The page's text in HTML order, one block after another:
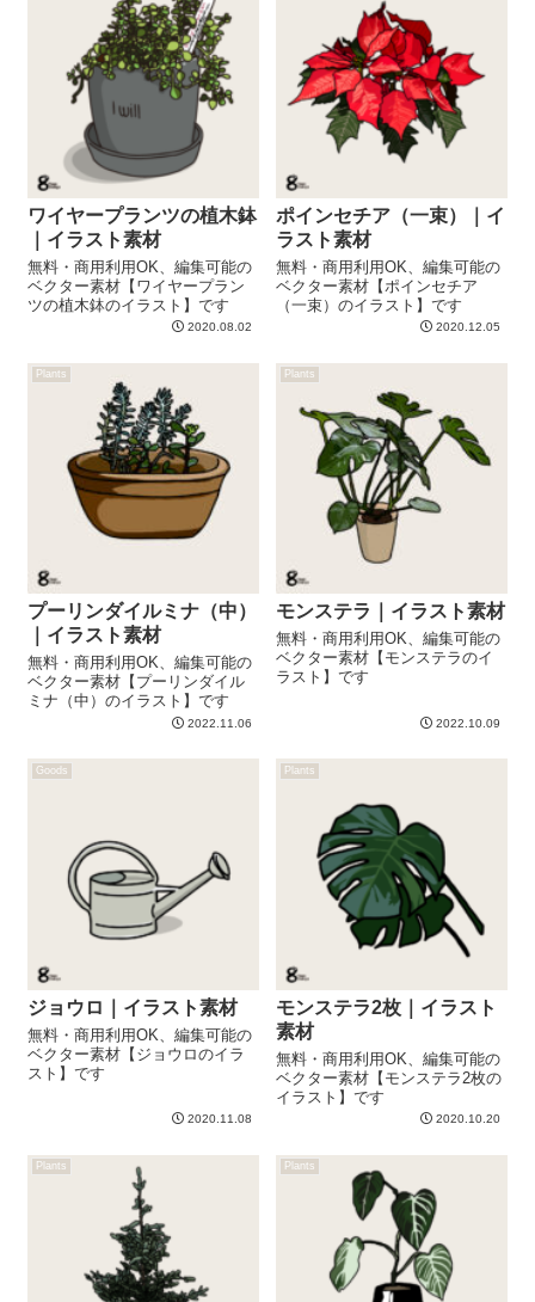
ワイヤープランツの植木鉢
｜イラスト素材
無料・商用利用OK、編集可能の
ベクター素材【ワイヤープラン
ツの植木鉢のイラスト】です
2020.08.02
ポインセチア（一束）｜イ
ラスト素材
無料・商用利用OK、編集可能の
ベクター素材【ポインセチア
（一束）のイラスト】です
2020.12.05
Plants
プーリンダイルミナ（中）
｜イラスト素材
無料・商用利用OK、編集可能の
ベクター素材【プーリンダイル
ミナ（中）のイラスト】です
2022.11.06
Plants
モンステラ｜イラスト素材
無料・商用利用OK、編集可能の
ベクター素材【モンステラのイ
ラスト】です
2022.10.09
Goods
ジョウロ｜イラスト素材
無料・商用利用OK、編集可能の
ベクター素材【ジョウロのイラ
スト】です
2020.11.08
Plants
モンステラ2枚｜イラスト
素材
無料・商用利用OK、編集可能の
ベクター素材【モンステラ2枚の
イラスト】です
2020.10.20
Plants Plants